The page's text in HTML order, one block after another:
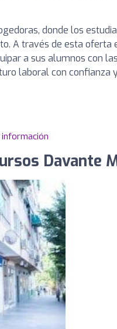
donde los
A través de esta oferta
a sus alumnos con las
laboral con confianza
Davante